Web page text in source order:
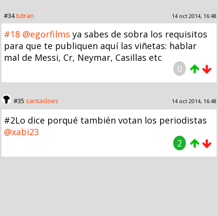
#34tutran 14 oct 2014, 16:48
#18 @egorfilms ya sabes de sobra los requisitos
para que te publiquen aquí las viñetas: hablar
mal de Messi, Cr, Neymar, Casillas etc
0
#35 santacloes 14 oct 2014, 16:48
#2Lo dice porqué también votan los periodistas
@xabi23
2